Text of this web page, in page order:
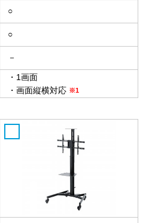
○
○
－
・1画面
・画面縦横対応 ※1